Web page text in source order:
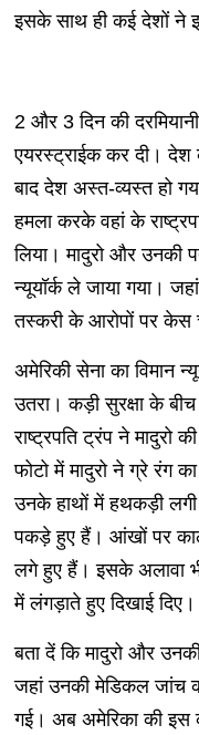
इसके साथ ही कई देशों ने
2 और 3 दिन की
एयरस्ट्राईक कर दी।
बाद देश अस्त-व्यस्त हो
हमला करके वहां के
लिया। मादुरो और उनकी
न्यूयॉर्क ले जाया गया।
तस्करी के आरोपों पर केस
अमेरिकी सेना का विमान
उतरा। कड़ी सुरक्षा के
राष्ट्रपति ट्रंप ने मादुरो
फोटो में मादुरो ने ग्रे रंग
उनके हाथों में हथकड़ी
पकड़े हुए हैं। आंखों पर
लगे हुए हैं। इसके अलावा
में लंगड़ाते हुए दिखाई दिए।
बता दें कि मादुरो और
जहां उनकी मेडिकल जांच
गई। अब अमेरिका की इस